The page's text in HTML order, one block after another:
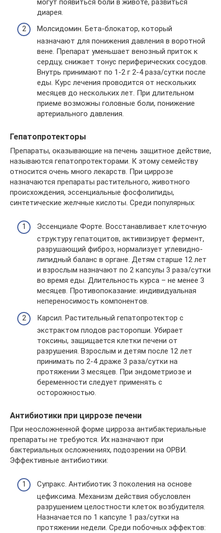
могут появиться боли в животе, развиться
диарея.
Молсидомин. Бета-блокатор, который
назначают для понижения давления в воротной
вене. Препарат уменьшает венозный приток к
сердцу, снижает тонус периферических сосудов.
Внутрь принимают по 1-2 г 2-4 раза/сутки после
еды. Курс лечения проводится от нескольких
месяцев до нескольких лет. При длительном
приеме возможны головные боли, понижение
артериального давления.
Гепатопротекторы
Препараты, оказывающие на печень защитное действие,
называются гепатопротекторами. К этому семейству
относится очень много лекарств. При циррозе
назначаются препараты растительного, животного
происхождения, эссенциальные фосфолипиды,
синтетические желчные кислоты. Среди популярных:
Эссенциале Форте. Восстанавливает клеточную
структуру гепатоцитов, активизирует фермент,
разрушающий фиброз, нормализует углевидно-
липидный баланс в органе. Детям старше 12 лет
и взрослым назначают по 2 капсулы 3 раза/сутки
во время еды. Длительность курса – не менее 3
месяцев. Противопоказание: индивидуальная
непереносимость компонентов.
Карсил. Растительный гепатопротектор с
экстрактом плодов расторопши. Убирает
токсины, защищается клетки печени от
разрушения. Взрослым и детям после 12 лет
принимать по 2-4 драже 3 раза/сутки на
протяжении 3 месяцев. При эндометриозе и
беременности следует применять с
осторожностью.
Антибиотики при циррозе печени
При неосложненной форме цирроза антибактериальные
препараты не требуются. Их назначают при
бактериальных осложнениях, подозрении на ОРВИ.
Эффективные антибиотики:
Супракс. Антибиотик 3 поколения на основе
цефиксима. Механизм действия обусловлен
разрушением целостности клеток возбудителя.
Назначается по 1 капсуле 1 раз/сутки на
протяжении недели. Среди побочных эффектов: